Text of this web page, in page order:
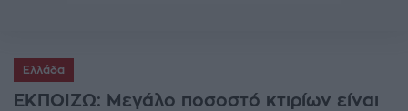
Ελλάδα
ΕΚΠΟΙΖΩ: Μεγάλο ποσοστό κτιρίων είναι